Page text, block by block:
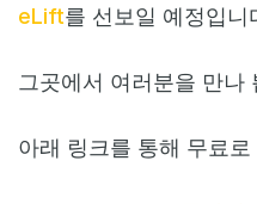
eLift를 선보일 예정입니
그곳에서 여러분을 만나
아래 링크를 통해 무료